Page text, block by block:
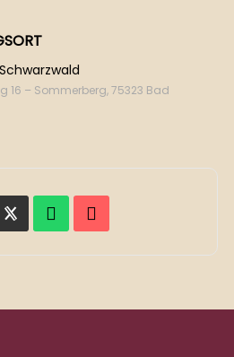
16 – Sommerberg, 75323 Bad